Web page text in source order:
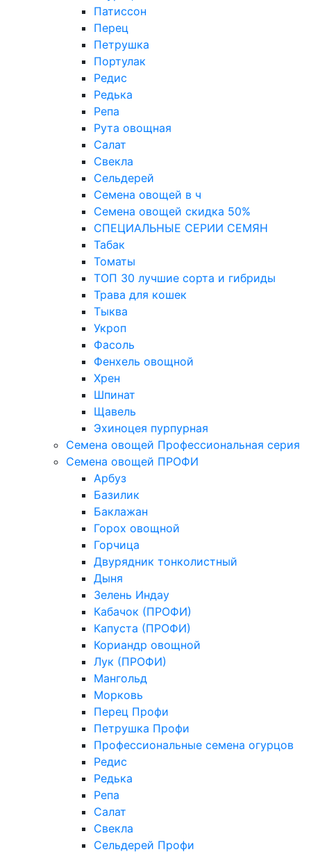
Патиссон
Перец
Петрушка
Портулак
Редис
Редька
Репа
Рута овощная
Салат
Свекла
Сельдерей
Семена овощей в ч
Семена овощей скидка 50%
СПЕЦИАЛЬНЫЕ СЕРИИ СЕМЯН
Табак
Томаты
ТОП 30 лучшие сорта и гибриды
Трава для кошек
Тыква
Укроп
Фасоль
Фенхель овощной
Хрен
Шпинат
Щавель
Эхиноцея пурпурная
Семена овощей Профессиональная серия
Семена овощей ПРОФИ
Арбуз
Базилик
Баклажан
Горох овощной
Горчица
Двурядник тонколистный
Дыня
Зелень Индау
Кабачок (ПРОФИ)
Капуста (ПРОФИ)
Кориандр овощной
Лук (ПРОФИ)
Мангольд
Морковь
Перец Профи
Петрушка Профи
Профессиональные семена огурцов
Редис
Редька
Репа
Салат
Свекла
Сельдерей Профи